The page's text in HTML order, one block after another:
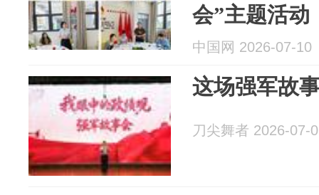
会”主题活动
中国网 2026-07-10
这场强军故
刀尖舞者 2026-07-